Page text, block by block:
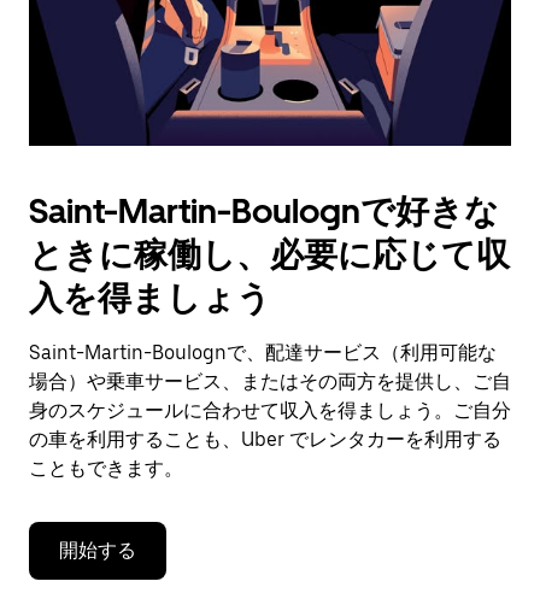
選
択
す。
ン
で
カ
レ
ン
ー
を
閉
じ
ま
す。
Saint-Martin-Boulognで好きな
ときに稼働し、必要に応じて収
入を得ましょう
Saint-Martin-Boulognで、配達サービス（利用可能な
場合）や乗車サービス、またはその両方を提供し、ご自
身のスケジュールに合わせて収入を得ましょう。ご自分
の車を利用することも、Uber でレンタカーを利用する
こともできます。
開始する